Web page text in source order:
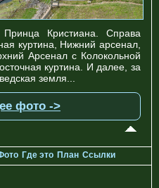
Кристиана. Справа
куртина, Нижний арсенал,
Арсенал с Колокольной
куртина. И далее, за
земля...
фото ->
Где это План Ссылки